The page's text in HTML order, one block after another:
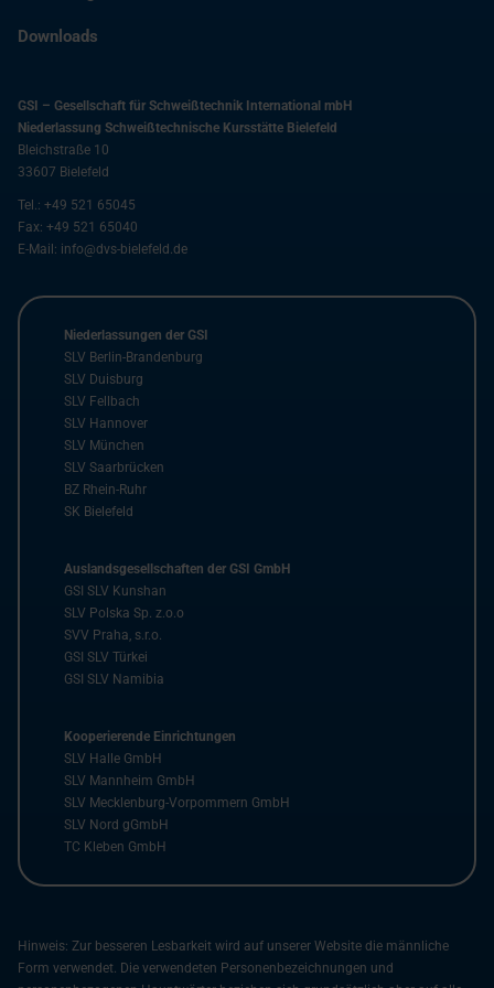
Downloads
GSI – Gesellschaft für Schweißtechnik International mbH
Niederlassung Schweißtechnische Kursstätte Bielefeld
Bleichstraße 10
33607 Bielefeld
Tel.: +49 521 65045
Fax: +49 521 65040
E-Mail: info@dvs-bielefeld.de
Niederlassungen der GSI
SLV Berlin-Brandenburg
SLV Duisburg
SLV Fellbach
SLV Hannover
SLV München
SLV Saarbrücken
BZ Rhein-Ruhr
SK Bielefeld
Auslandsgesellschaften der GSI GmbH
GSI SLV Kunshan
SLV Polska Sp. z.o.o
SVV Praha, s.r.o.
GSI SLV Türkei
GSI SLV Namibia
Kooperierende Einrichtungen
SLV Halle GmbH
SLV Mannheim GmbH
SLV Mecklenburg-Vorpommern GmbH
SLV Nord gGmbH
TC Kleben GmbH
Hinweis: Zur besseren Lesbarkeit wird auf unserer Website die männliche
Form verwendet. Die verwendeten Personenbezeichnungen und